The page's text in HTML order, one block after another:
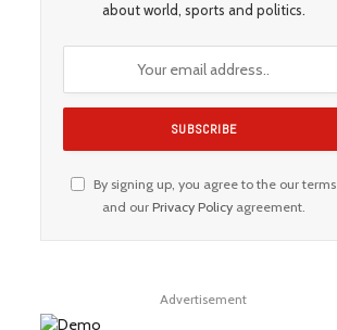
about world, sports and politics.
By signing up, you agree to the our terms
and our Privacy Policyagreement.
Advertisement